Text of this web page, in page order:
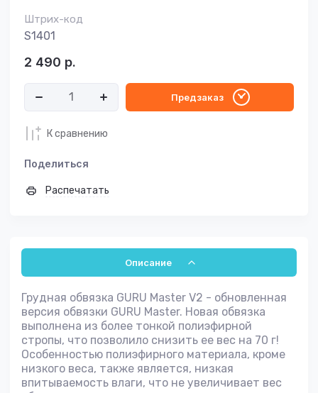
Штрих-код
S1401
2 490 р.
Предзаказ
К сравнению
Поделиться
Распечатать
Описание
Грудная обвязка GURU Master V2 - обновленная
версия обвязки GURU Master. Новая обвязка
выполнена из более тонкой полиэфирной
стропы, что позволило снизить ее вес на 70 г!
Особенностью полиэфирного материала, кроме
низкого веса, также является, низкая
впитываемость влаги, что не увеличивает вес